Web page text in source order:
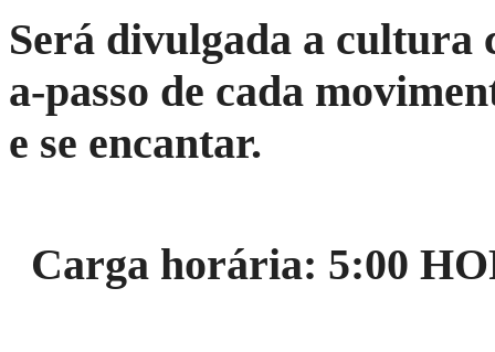
Será divulgada a cultura
a-passo de cada
e se encantar.
Carga horária: 5:00